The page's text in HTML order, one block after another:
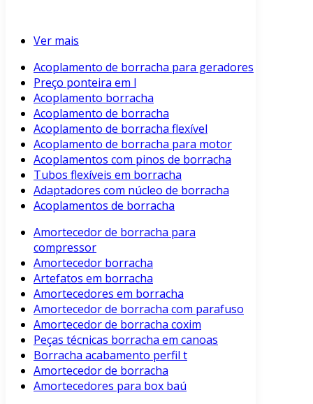
Ver mais
Acoplamento de borracha para geradores
Preço ponteira em l
Acoplamento borracha
Acoplamento de borracha
Acoplamento de borracha flexível
Acoplamento de borracha para motor
Acoplamentos com pinos de borracha
Tubos flexíveis em borracha
Adaptadores com núcleo de borracha
Acoplamentos de borracha
Amortecedor de borracha para
compressor
Amortecedor borracha
Artefatos em borracha
Amortecedores em borracha
Amortecedor de borracha com parafuso
Amortecedor de borracha coxim
Peças técnicas borracha em canoas
Borracha acabamento perfil t
Amortecedor de borracha
Amortecedores para box baú